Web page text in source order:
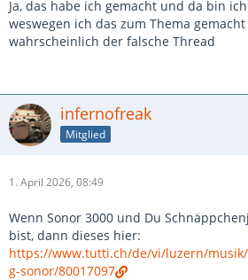
Wäre das ein Schnäppchen?
abraten. Ich würde für vergleichbar
eher Pearl SBX/BRX oder Sonor
Sets, die ich um Längen besser finde.
Ansonsten kannst du mal in dich
warum die Frage "wäre das hier ein
"Thread fürganz sicher echte
am Platz ist.
Ja, das habe ich gemacht und da bin
weswegen ich das zum Thema
wahrscheinlich der falsche Thread
infernofreak
Mitglied
1. April 2026, 08:49
Wenn Sonor 3000 und Du
bist, dann dieses hier:
https://www.tutti.ch/de/vi/luzern/
g-sonor/80017097